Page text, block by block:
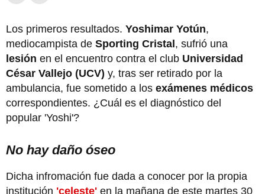
Los primeros resultados. Yoshimar Yotún,
mediocampista de Sporting Cristal, sufrió una
lesión en el encuentro contra el club Universidad
César Vallejo (UCV) y, tras ser retirado por la
ambulancia, fue sometido a los exámenes médicos
correspondientes. ¿Cuál es el diagnóstico del
popular 'Yoshi'?
No hay daño óseo
Dicha infromación fue dada a conocer por la propia
institución 'celeste' en la mañana de este martes 30